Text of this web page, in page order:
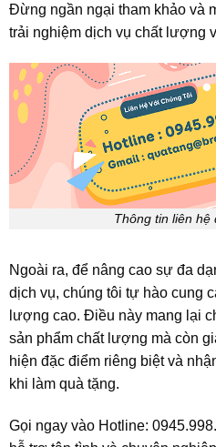
Đừng ngần ngại tham khảo và
trải nghiệm dịch vụ chất lượng
Thông tin liên hệ
Ngoài ra, để nâng cao sự đa
dịch vụ, chúng tôi tự hào cung
lượng cao. Điều này mang lại
sản phẩm chất lượng mà còn
hiện đặc điểm riêng biệt và
khi làm quà tặng.
Gọi ngay vào Hotline: